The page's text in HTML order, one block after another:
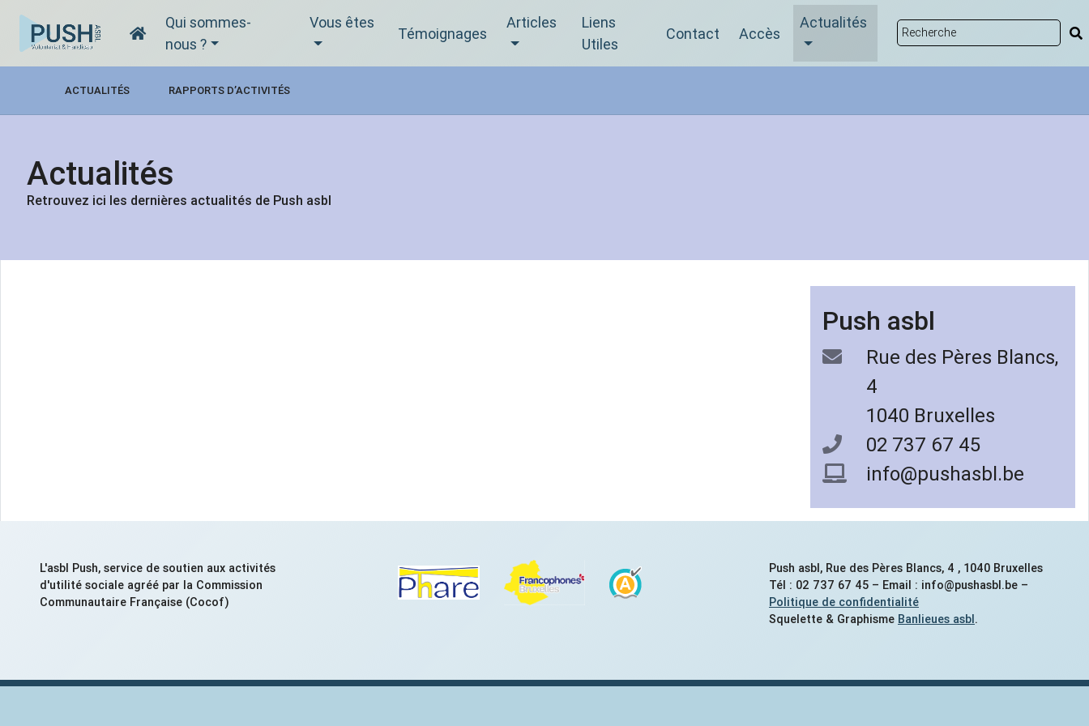
Qui sommes-
nous ?
Vous êtes
Témoignages
Articles
Liens
Utiles
Contact Accès
Actualités
ACTUALITÉS RAPPORTS D’ACTIVITÉS
Actualités
Retrouvez ici les dernières actualités de Push asbl
Push asbl
Rue des Pères Blancs,
4
1040 Bruxelles
02 737 67 45
info@pushasbl.be
L'asbl Push, service de soutien aux activités
d'utilité sociale agréé par la Commission
Communautaire Française (Cocof)
Push asbl, Rue des Pères Blancs, 4 , 1040 Bruxelles
Tél : 02 737 67 45 – Email : info@pushasbl.be –
Politique de confidentialité
Squelette & Graphisme Banlieues asbl.